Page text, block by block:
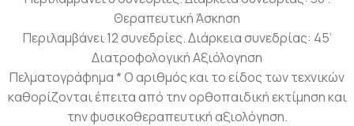
Θεραπευτική Άσκηση
Περιλαμβάνει 12 συνεδρίες. Διάρκεια συνεδρίας: 45’
Διατροφολογική Αξιόλογηση
Πελματογράφημα * Ο αριθμός και το είδος των τεχνικών
καθορίζονται έπειτα από την ορθοπαιδική εκτίμηση και
την φυσικοθεραπευτική αξιολόγηση.